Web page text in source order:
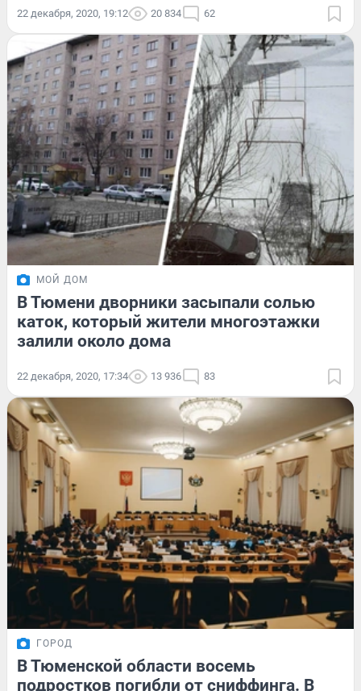
22 декабря, 2020, 19:12 20 834 62
МОЙ ДОМ
В Тюмени дворники засыпали солью
каток, который жители многоэтажки
залили около дома
22 декабря, 2020, 17:34 13 936 83
ГОРОД
В Тюменской области восемь
подростков погибли от сниффинга. В